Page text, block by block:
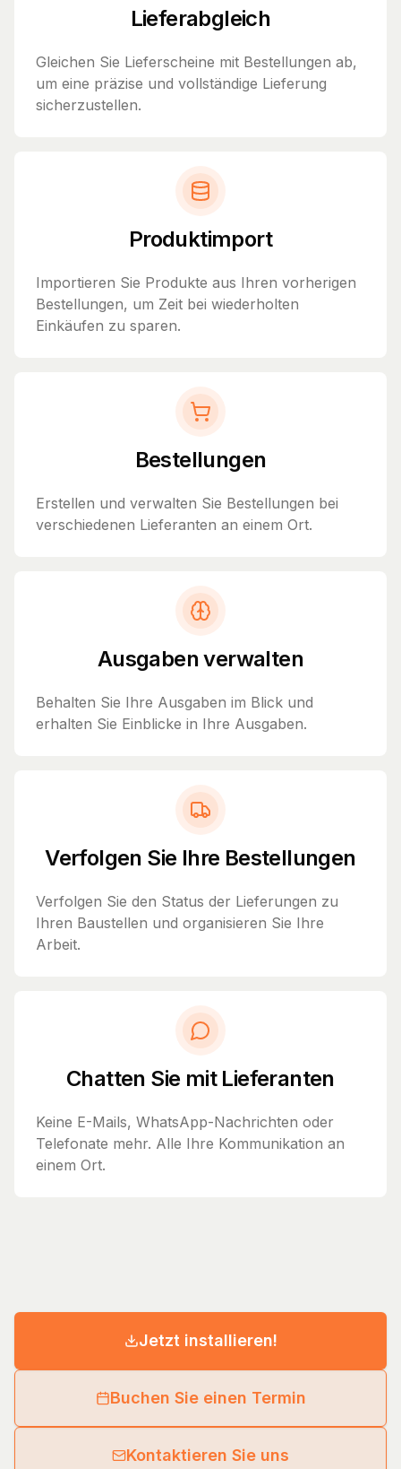
Lieferabgleich
Gleichen Sie Lieferscheine mit Bestellungen ab,
um eine präzise und vollständige Lieferung
sicherzustellen.
Produktimport
Importieren Sie Produkte aus Ihren vorherigen
Bestellungen, um Zeit bei wiederholten
Einkäufen zu sparen.
Bestellungen
Erstellen und verwalten Sie Bestellungen bei
verschiedenen Lieferanten an einem Ort.
Ausgaben verwalten
Behalten Sie Ihre Ausgaben im Blick und
erhalten Sie Einblicke in Ihre Ausgaben.
Verfolgen Sie Ihre Bestellungen
Verfolgen Sie den Status der Lieferungen zu
Ihren Baustellen und organisieren Sie Ihre
Arbeit.
Chatten Sie mit Lieferanten
Keine E-Mails, WhatsApp-Nachrichten oder
Telefonate mehr. Alle Ihre Kommunikation an
einem Ort.
Jetzt installieren!
Buchen Sie einen Termin
Kontaktieren Sie uns